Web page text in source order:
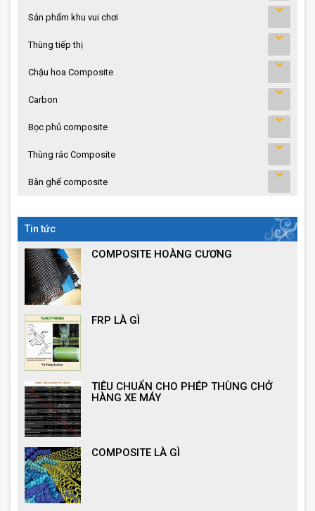
Sản phẩm khu vui chơi
Thùng tiếp thị
Chậu hoa Composite
Carbon
Bọc phủ composite
Thùng rác Composite
Bàn ghế composite
Tin tức
COMPOSITE HOÀNG CƯƠNG
FRP LÀ GÌ
TIÊU CHUẨN CHO PHÉP THÙNG CHỞ
HÀNG XE MÁY
COMPOSITE LÀ GÌ